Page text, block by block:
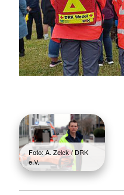
Foto: A. Zelck / DRK
e.V.